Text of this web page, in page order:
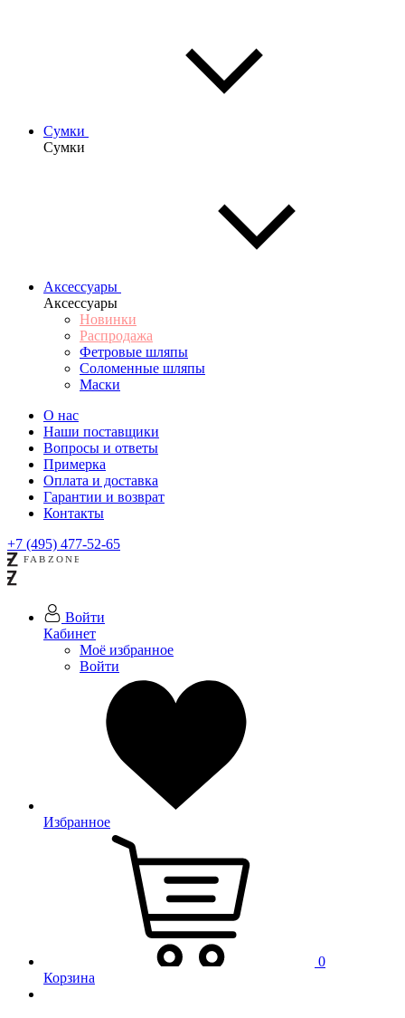
Сумки
Сумки
Аксессуары
Аксессуары
Новинки
Распродажа
Фетровые шляпы
Соломенные шляпы
Маски
О нас
Наши поставщики
Вопросы и ответы
Примерка
Оплата и доставка
Гарантии и возврат
Контакты
+7 (495) 477-52-65
Войти
Кабинет
Моё избранное
Войти
Избранное
0
Корзина